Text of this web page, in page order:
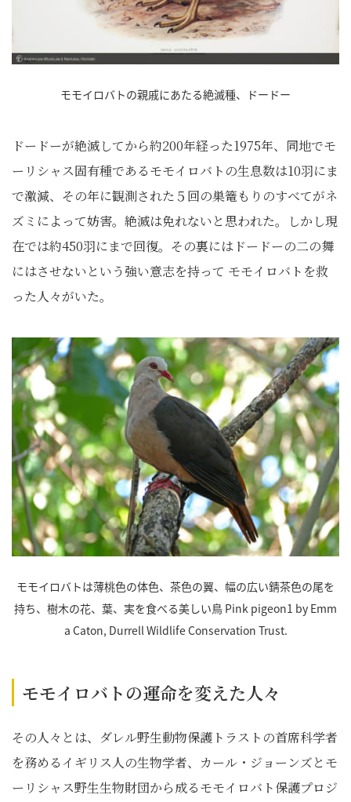
モモイロバトの親戚にあたる絶滅種、ドードー
ドードーが絶滅してから約200年経った1975年、同地でモ
ーリシャス固有種であるモモイロバトの生息数は10羽にま
で激減、その年に観測された５回の巣篭もりのすべてがネ
ズミによって妨害。絶滅は免れないと思われた。しかし現
在では約450羽にまで回復。その裏にはドードーの二の舞
にはさせないという強い意志を持って モモイロバトを救
った人々がいた。
モモイロバトは薄桃色の体色、茶色の翼、幅の広い錆茶色の尾を
持ち、樹木の花、葉、実を食べる美しい鳥 Pink pigeon1 by Emm
a Caton, Durrell Wildlife Conservation Trust.
モモイロバトの運命を変えた人々
その人々とは、ダレル野生動物保護トラストの首席科学者
を務めるイギリス人の生物学者、カール・ジョーンズとモ
ーリシャス野生生物財団から成るモモイロバト保護プロジ